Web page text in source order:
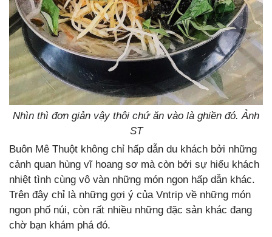
Nhìn thì đơn giản vậy thôi chứ ăn vào là ghiền đó. Ảnh
ST
Buôn Mê Thuột không chỉ hấp dẫn du khách bởi những
cảnh quan hùng vĩ hoang sơ mà còn bởi sự hiếu khách
nhiệt tình cùng vô vàn những món ngon hấp dẫn khác.
Trên đây chỉ là những gợi ý của Vntrip về những món
ngon phố núi, còn rất nhiều những đặc sản khác đang
chờ bạn khám phá đó.